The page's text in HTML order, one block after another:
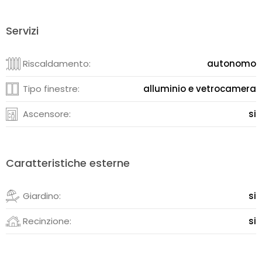
Servizi
Riscaldamento: autonomo
Tipo finestre: alluminio e vetrocamera
Ascensore: si
Caratteristiche esterne
Giardino: si
Recinzione: si